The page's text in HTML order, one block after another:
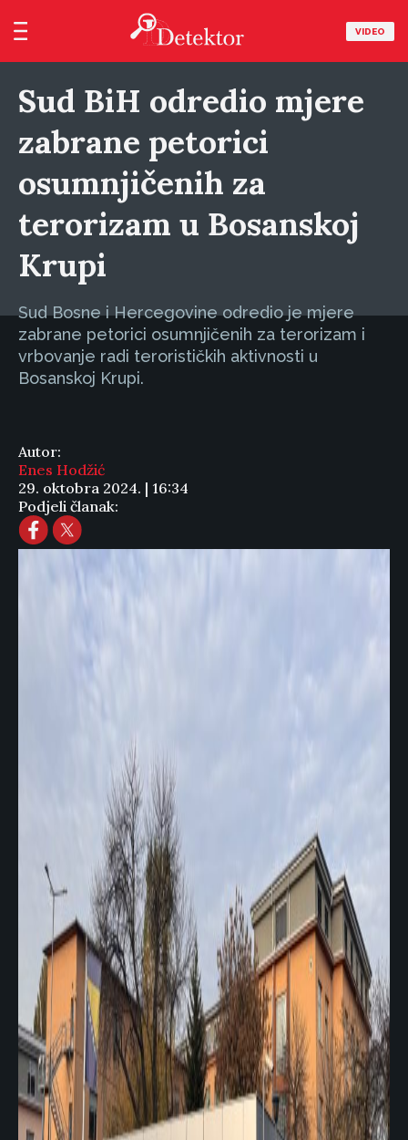
VIDEO
Sud BiH odredio mjere
zabrane petorici
osumnjičenih za
terorizam u Bosanskoj
Krupi
Sud Bosne i Hercegovine odredio je mjere
zabrane petorici osumnjičenih za terorizam i
vrbovanje radi terorističkih aktivnosti u
Bosanskoj Krupi.
Autor:
Enes Hodžić
29. oktobra 2024. | 16:34
Podjeli članak: